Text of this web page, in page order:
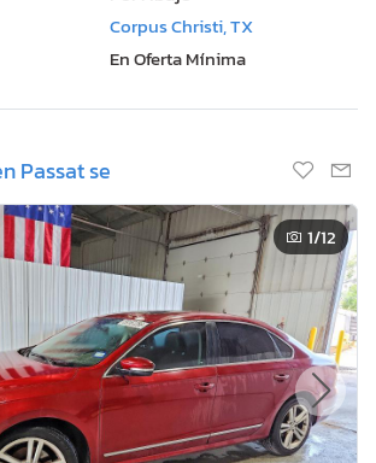
Corpus Christi, TX
En Oferta Mínima
Passat se
1/12